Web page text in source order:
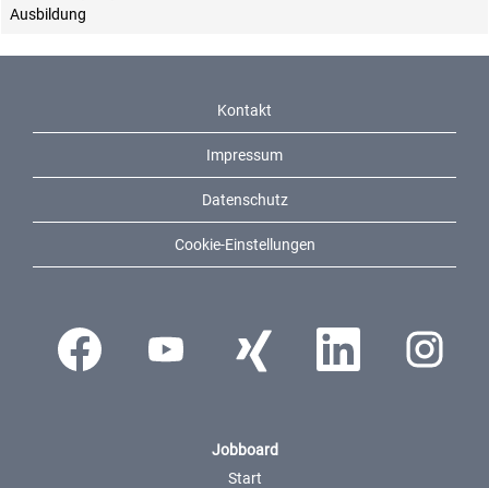
Ausbildung
Kontakt
Impressum
Datenschutz
Cookie-Einstellungen
Wird auf einer neuen Registerkarte geöffnet.
Wird auf einer neuen Registerkarte geöffnet.
Wird auf einer neuen Registerkarte
Wird auf einer neuen
Wird auf
Jobboard
Start